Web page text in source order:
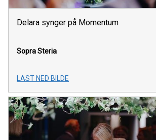
Delara synger på Momentum
Sopra Steria
LAST NED BILDE